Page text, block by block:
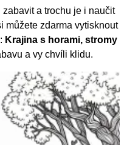
a trochu je i naučit
můžete zdarma vytisknout
Krajina s horami, stromy
a vy chvíli klidu.